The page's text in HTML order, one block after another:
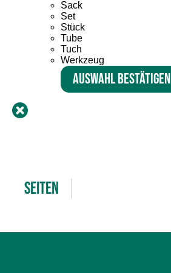
Sack
Set
Stück
Tube
Tuch
Werkzeug
Auswahl bestätigen
Seiten